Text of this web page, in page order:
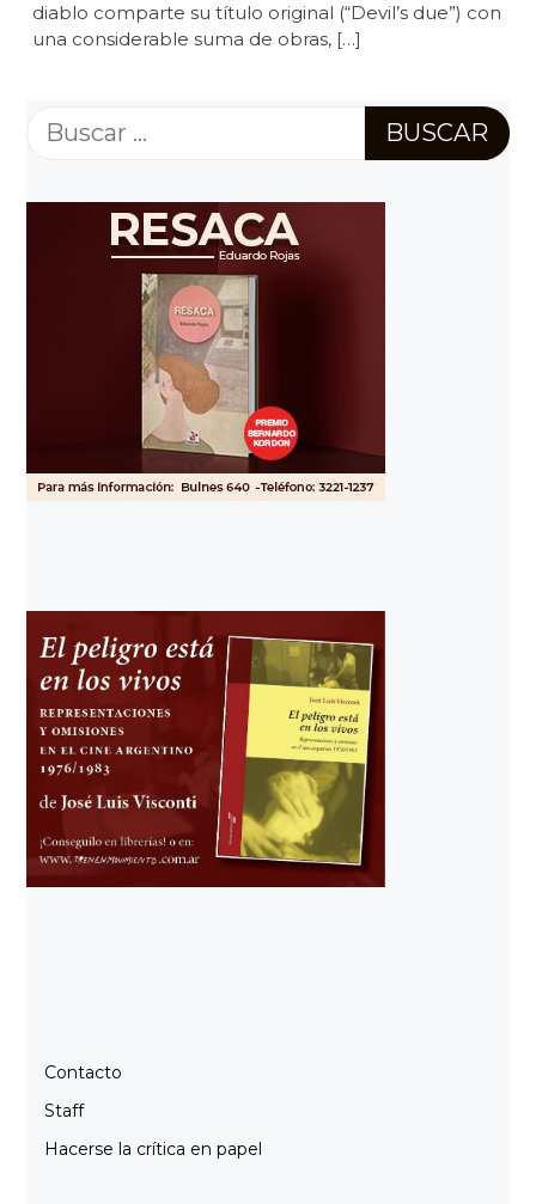
diablo comparte su título original (“Devil’s due”) con
una considerable suma de obras, […]
Buscar:
Contacto
Staff
Hacerse la crítica en papel